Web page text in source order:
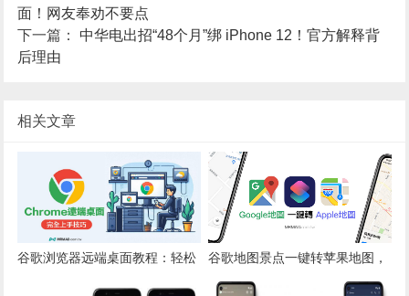
面！网友奉劝不要点
下一篇： 中华电出招“48个月”绑 iPhone 12！官方解释背
后理由
相关文章
谷歌浏览器远端桌面教程：轻松
实现Google账号远程操控电脑
谷歌地图景点一键转苹果地图，
快速实现导航转换